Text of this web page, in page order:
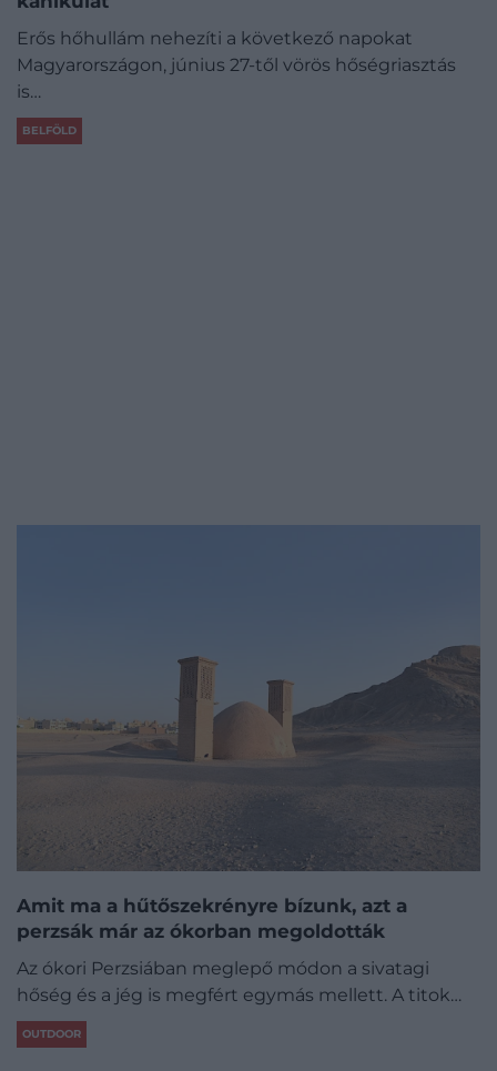
Erős hőhullám nehezíti a következő napokat
Magyarországon, június 27-től vörös hőségriasztás
is…
BELFÖLD
Amit ma a hűtőszekrényre bízunk, azt a
perzsák már az ókorban megoldották
Az ókori Perzsiában meglepő módon a sivatagi
hőség és a jég is megfért egymás mellett. A titok…
OUTDOOR